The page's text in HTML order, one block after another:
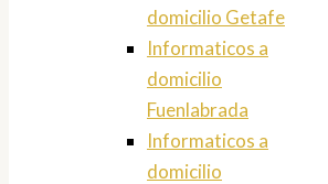
domicilio Getafe
Informaticos a
domicilio
Fuenlabrada
Informaticos a
domicilio